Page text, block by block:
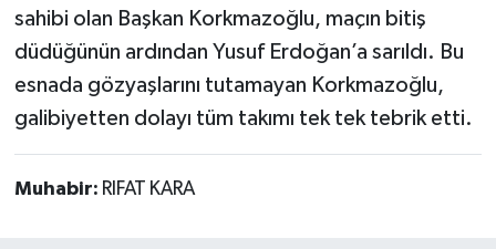
sahibi olan Başkan Korkmazoğlu, maçın bitiş
düdüğünün ardından Yusuf Erdoğan’a sarıldı. Bu
esnada gözyaşlarını tutamayan Korkmazoğlu,
galibiyetten dolayı tüm takımı tek tek tebrik etti.
Muhabir: RIFAT KARA
Sungurlu
Uğurludağ
Sağlık